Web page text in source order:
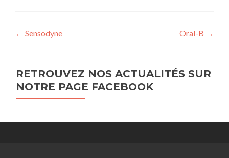
Navigation
l’article
← Sensodyne Oral-B →
RETROUVEZ NOS ACTUALITÉS SUR
NOTRE PAGE FACEBOOK